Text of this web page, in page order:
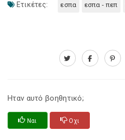
Ετικέτες: εσπα εσπα - πεπ
Ηταν αυτό βοηθητικό;
Ναι Οχι